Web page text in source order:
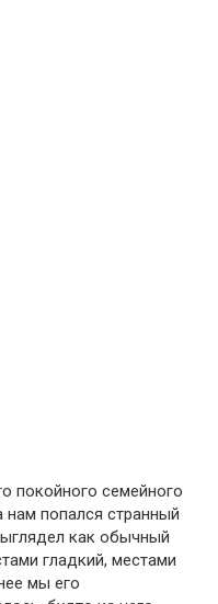
покойного семейного
нам попался странный
как обычный
гладкий, местами
мы его